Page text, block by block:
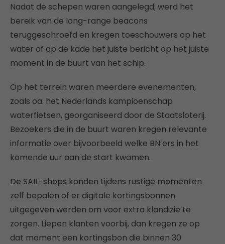
Nadat de schepen waren aangelegd, werd het
bereik van de long-range beacons
teruggeschroefd en kregen toeschouwers op het
water of op de kade het juiste bericht op het juiste
moment in de buurt van het schip.
Op het terrein waren meerdere evenementen,
zoals oa. het Nederlands kampioenschap
waterfietsen, georganiseerd door de Staatsloterij.
Bezoekers die in de buurt waren kregen relevante
informatie over bijvoorbeeld welke BN’ers in het
komende uur aan de start kwamen.
De SAIL-shops konden tijdens rustige momenten
zelf bepalen of er digitale kortingsbonnen
uitgegeven werden om voor extra klandizie te
zorgen. Liepen klanten voorbij, dan kregen ze op
dat moment een kortingsbon die binnen 30